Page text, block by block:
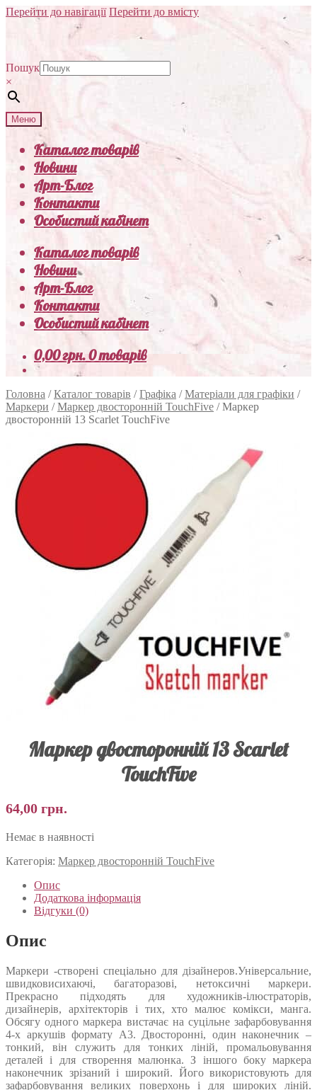
Перейти до навігації Перейти до вмісту
Пошук
×
Меню
Каталог товарів
Новини
Арт-Блог
Контакти
Особистий кабінет
Каталог товарів
Новини
Арт-Блог
Контакти
Особистий кабінет
0,00грн.0 товарів
Головна /Каталог товарів /Графіка /Матеріали для графіки /
Маркери /Маркер двосторонній TouchFive /Маркер
двосторонній 13 Scarlet TouchFive
Маркер двосторонній 13 Scarlet
TouchFive
64,00 грн.
Немає в наявності
Категорія: Маркер двосторонній TouchFive
Опис
Додаткова інформація
Відгуки (0)
Опис
Маркери -створені спеціально для дізайнеров.Універсальние,
швидковисихаючі, багаторазові, нетоксичні маркери.
Прекрасно підходять для художників-ілюстраторів,
дизайнерів, архітекторів і тих, хто малює комікси, манга.
Обсягу одного маркера вистачає на суцільне зафарбовування
4-х аркушів формату А3. Двосторонні, один наконечник –
тонкий, він служить для тонких ліній, промальовування
деталей і для створення малюнка. З іншого боку маркера
наконечник зрізаний і широкий. Його використовують для
зафарбовування великих поверхонь і для широких ліній.